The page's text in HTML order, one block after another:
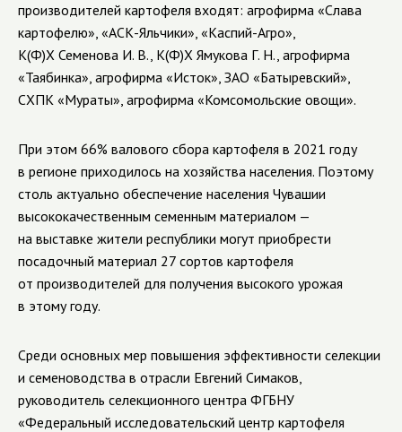
производителей картофеля входят: агрофирма «Слава
картофелю», «АСК-Яльчики», «Каспий-Агро»,
К(Ф)Х Семенова И. В., К(Ф)Х Ямукова Г. Н., агрофирма
«Таябинка», агрофирма «Исток», ЗАО «Батыревский»,
СХПК «Мураты», агрофирма «Комсомольские овощи».
При этом 66% валового сбора картофеля в 2021 году
в регионе приходилось на хозяйства населения. Поэтому
столь актуально обеспечение населения Чувашии
высококачественным семенным материалом —
на выставке жители республики могут приобрести
посадочный материал 27 сортов картофеля
от производителей для получения высокого урожая
в этому году.
Среди основных мер повышения эффективности селекции
и семеноводства в отрасли Евгений Симаков,
руководитель селекционного центра ФГБНУ
«Федеральный исследовательский центр картофеля